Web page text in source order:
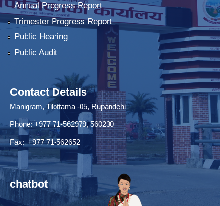
Annual Progress Report
Trimester Progress Report
Public Hearing
Public Audit
Contact Details
Manigram, Tilottama -05, Rupandehi
Phone: +977 71-562979, 560230
Fax: +977 71-562652
chatbot